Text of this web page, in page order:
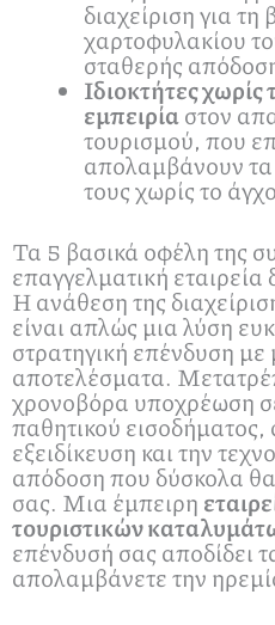
διαχείριση για τη
χαρτοφυλακίου
σταθερής
Ιδιοκτήτες χωρίς
εμπειρίαστον
τουρισμού, που
απολαμβάνουν
τους χωρίς το
Τα 5 βασικά οφέλη της
επαγγελματική εταιρεία
Η ανάθεση της
είναι απλώς μια λύση
στρατηγική επένδυση με
αποτελέσματα.
χρονοβόρα υποχρέωση
παθητικού εισοδήματος,
εξειδίκευση και την
απόδοση που δύσκολα
σας. Μια έμπειρη
τουριστικών
επένδυσή σας αποδίδει
απολαμβάνετε την